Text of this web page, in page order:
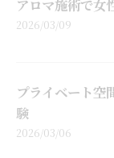
アロマ施術で女
2026/03/09
プライベート空
験
2026/03/06